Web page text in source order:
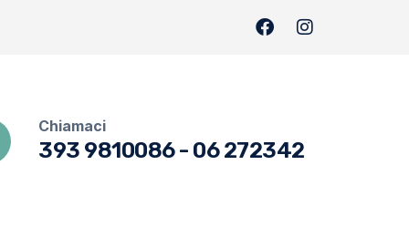
Chiamaci
393 9810086- 06 272342